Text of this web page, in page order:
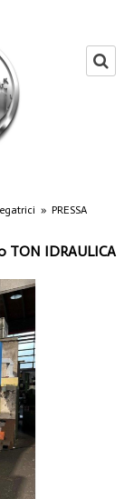
» PRESSA
TON IDRAULICA